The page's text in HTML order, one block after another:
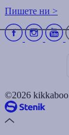
Пишете ни >
©2026